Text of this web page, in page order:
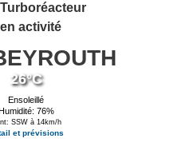
Turboréacteur
en activité
26°C
Ensoleillé
76%
SSW à 14km/h
et prévisions